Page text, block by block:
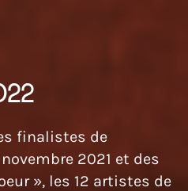
finalistes de
2021 et des
», les 12 artistes de